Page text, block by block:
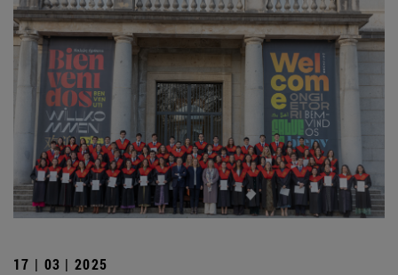
17 | 03 | 2025